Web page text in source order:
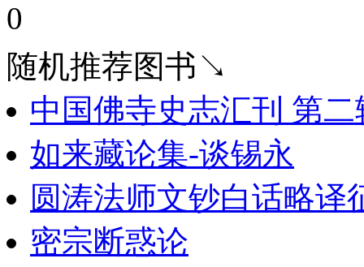
0
随机推荐图书↘
中国佛寺史志汇刊 第
如来藏论集-谈锡永
圆涛法师文钞白话略译
密宗断惑论